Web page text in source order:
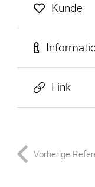
Kunde
Link
Vorherige